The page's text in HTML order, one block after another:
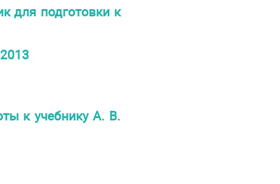
для подготовки к
к учебнику А. В.